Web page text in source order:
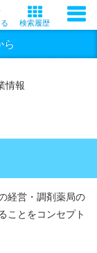
検索履歴
ら
情報
経営・調剤薬局の
ことをコンセプト